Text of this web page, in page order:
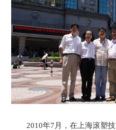
2010年7月，在上海滚塑